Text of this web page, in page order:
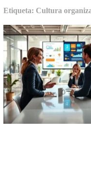
Etiqueta: Cultura